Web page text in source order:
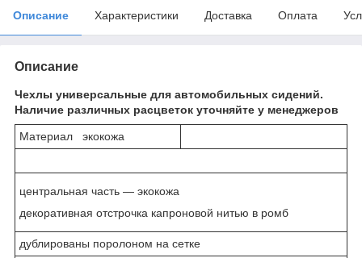
Описание Характеристики Доставка Оплата
Описание
Чехлы универсальные для автомобильных сидений.
Наличие различных расцветок уточняйте у менеджеров
Материал экокожа
центральная часть ― экокожа
декоративная отстрочка капроновой нитью в ромб
дублированы поролоном на сетке